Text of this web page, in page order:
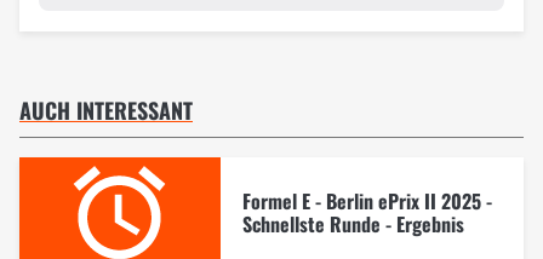
AUCH INTERESSANT
Formel E - Berlin ePrix II 2025 -
Schnellste Runde - Ergebnis